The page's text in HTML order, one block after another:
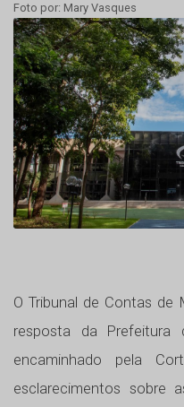
Foto por: Mary Vasques
O Tribunal de Contas
resposta da
encaminhado pela
esclarecimentos sobre